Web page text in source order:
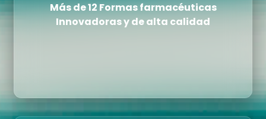
Más de 12 Formas farmacéuticas
Innovadoras y de alta calidad